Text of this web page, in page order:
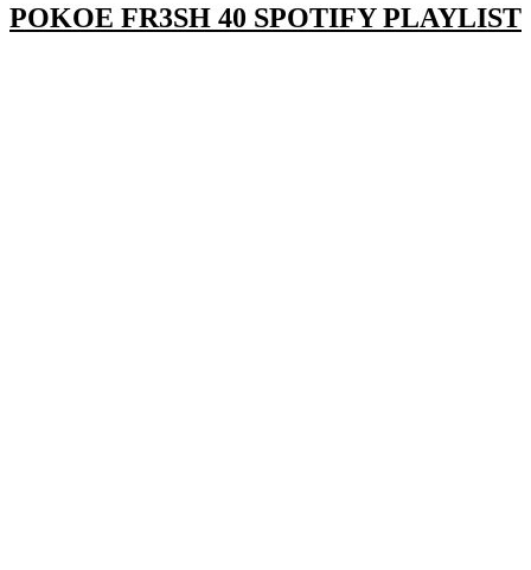
POKOE FR3SH 40 SPOTIFY PLAYLIST